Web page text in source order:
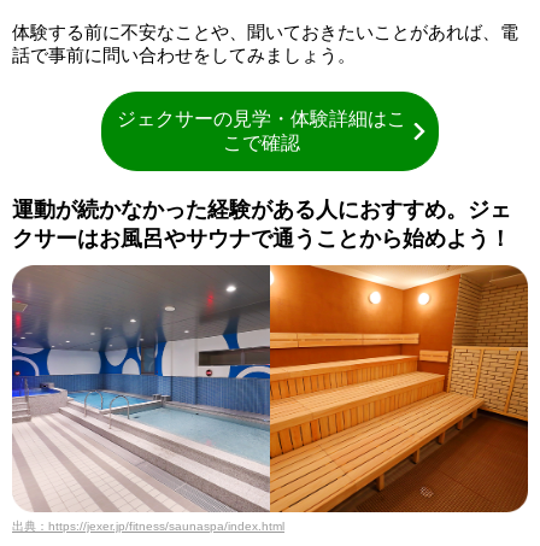
体験する前に不安なことや、聞いておきたいことがあれば、電
話で事前に問い合わせをしてみましょう。
ジェクサーの見学・体験詳細はこ
こで確認
運動が続かなかった経験がある人におすすめ。ジェ
クサーはお風呂やサウナで通うことから始めよう！
出典：https://jexer.jp/fitness/saunaspa/index.html